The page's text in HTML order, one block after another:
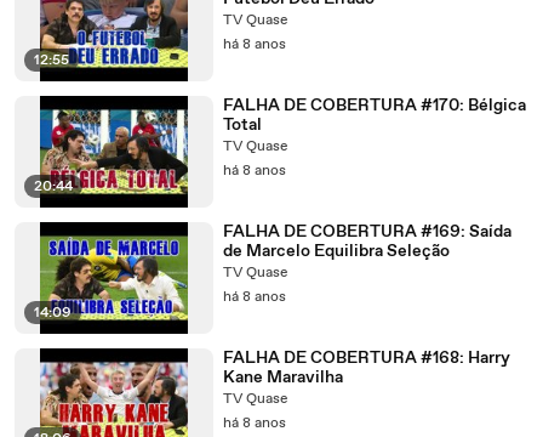
12:55
TV Quase
há 8 anos
20:44
FALHA DE COBERTURA #170: Bélgica
Total
TV Quase
há 8 anos
14:09
FALHA DE COBERTURA #169: Saída
de Marcelo Equilibra Seleção
TV Quase
há 8 anos
FALHA DE COBERTURA #168: Harry
Kane Maravilha
TV Quase
há 8 anos